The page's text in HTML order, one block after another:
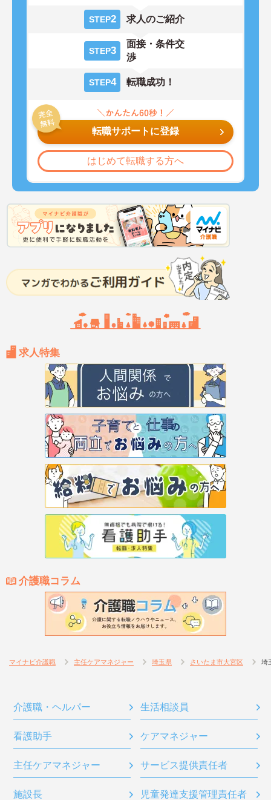
STEP2 求人のご紹介
STEP3
面接・条件交
渉
STEP4 転職成功！
転職サポートに登録
はじめて転職する方へ
求人特集
介護職コラム
マイナビ介護職 主任ケアマネジャー 埼玉県 さいたま市大宮区 埼
介護職・ヘルパー 生活相談員
看護助手 ケアマネジャー
主任ケアマネジャー サービス提供責任者
施設長 児童発達支援管理責任者